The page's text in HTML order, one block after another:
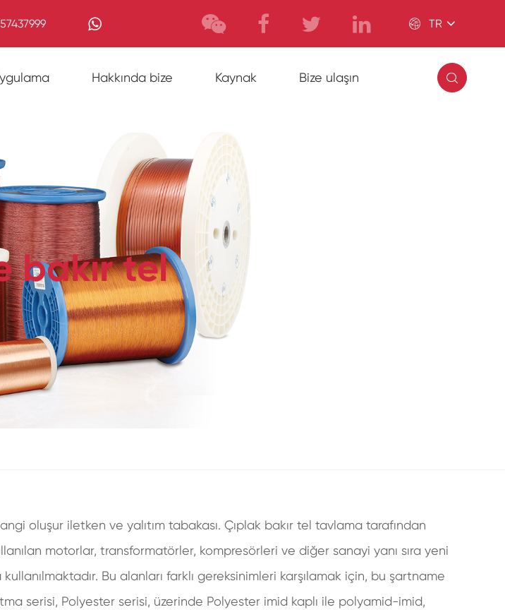
 TR
Hakkında bize Kaynak Bize ulaşın 
bakır tel
oluşur iletken ve yalıtım tabakası. Çıplak bakır tel tavlama tarafından
motorlar, transformatörler, kompresörleri ve diğer sanayi yanı sıra yeni
Bu alanları farklı gereksinimleri karşılamak için, bu şartname
serisi, Polyester serisi, üzerinde Polyester imid kaplı ile polyamid-imid,